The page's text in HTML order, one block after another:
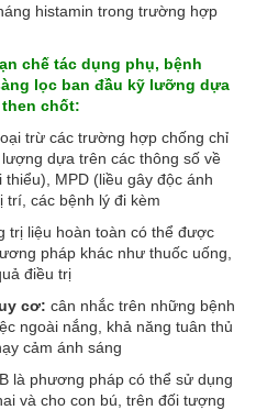
histamin trong trường hợp
chế tác dụng phụ, bệnh
lọc ban đầu kỹ lưỡng dựa
chốt:
trừ các trường hợp chống chỉ
dựa trên các thông số về
MPD (liều gây độc ánh
trí, các bệnh lý đi kèm
trị liệu hoàn toàn có thể được
pháp khác như thuốc uống,
điều trị
cơ: cân nhắc trên những bệnh
ngoài nắng, khả năng tuân thủ
cảm ánh sáng
là phương pháp có thể sử dụng
và cho con bú, trên đối tượng